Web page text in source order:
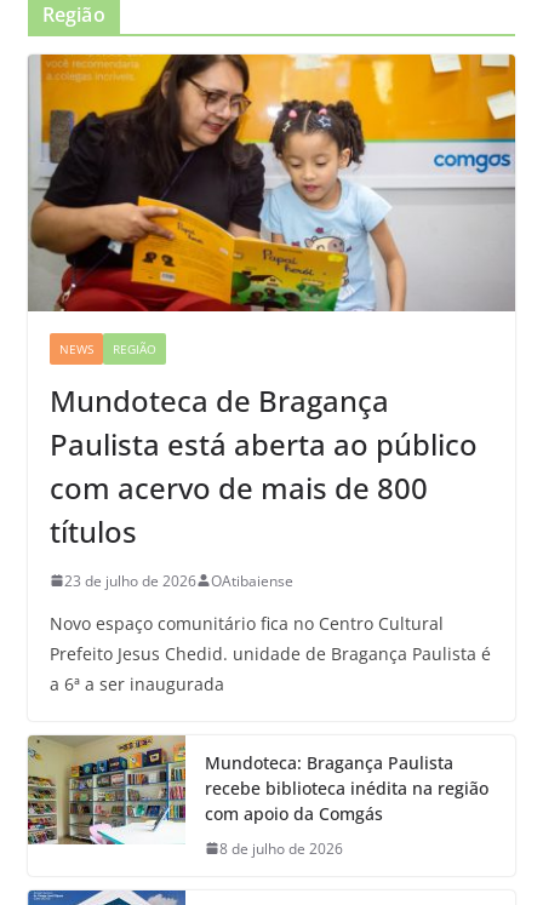
Região
NEWS REGIÃO
Mundoteca de Bragança
Paulista está aberta ao público
com acervo de mais de 800
títulos
23 de julho de 2026 OAtibaiense
Novo espaço comunitário fica no Centro Cultural
Prefeito Jesus Chedid. unidade de Bragança Paulista é
a 6ª a ser inaugurada
Mundoteca: Bragança Paulista
recebe biblioteca inédita na região
com apoio da Comgás
8 de julho de 2026